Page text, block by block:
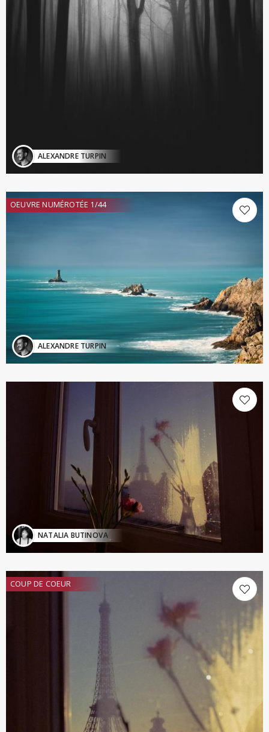
ALEXANDRE TURPIN
OEUVRE NUMÉROTÉE 1/44
ALEXANDRE TURPIN
NATALIA BUTINOVA
COUP DE COEUR